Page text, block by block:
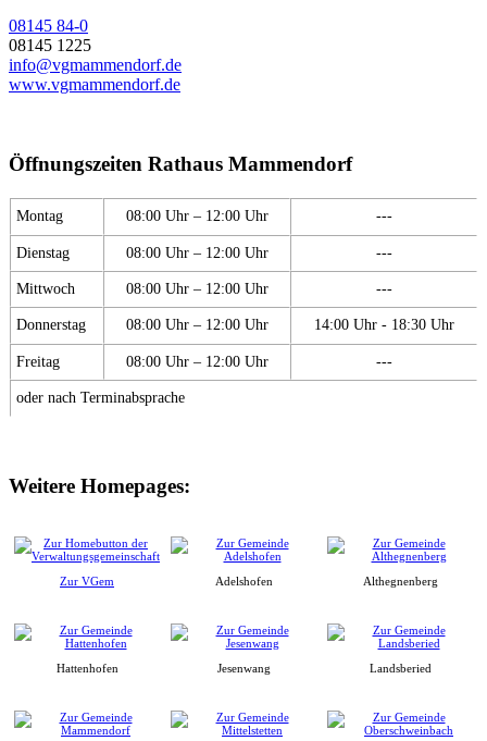
08145 84-0
08145 1225
info@vgmammendorf.de
www.vgmammendorf.de
Öffnungszeiten Rathaus Mammendorf
Montag 08:00 Uhr – 12:00 Uhr ---
Dienstag 08:00 Uhr – 12:00 Uhr ---
Mittwoch 08:00 Uhr – 12:00 Uhr ---
Donnerstag 08:00 Uhr – 12:00 Uhr 14:00 Uhr - 18:30 Uhr
Freitag 08:00 Uhr – 12:00 Uhr ---
oder nach Terminabsprache
Weitere Homepages:
Zur VGem Adelshofen Althegnenberg
Hattenhofen Jesenwang Landsberied